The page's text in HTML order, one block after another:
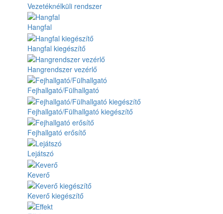
Vezetéknélküli rendszer
Hangfal
Hangfal kiegészítő
Hangrendszer vezérlő
Fejhallgató/Fülhallgató
Fejhallgató/Fülhallgató kiegészítő
Fejhallgató erősítő
Lejátszó
Keverő
Keverő kiegészítő